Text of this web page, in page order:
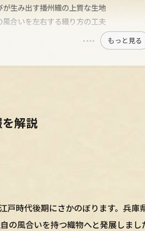
が生み出す播州織の上質な生地
風合いを左右する織り方の工夫
もっと見る
解説
戸時代後期にさかのぼります。兵
の風合いを持つ織物へと発展しま